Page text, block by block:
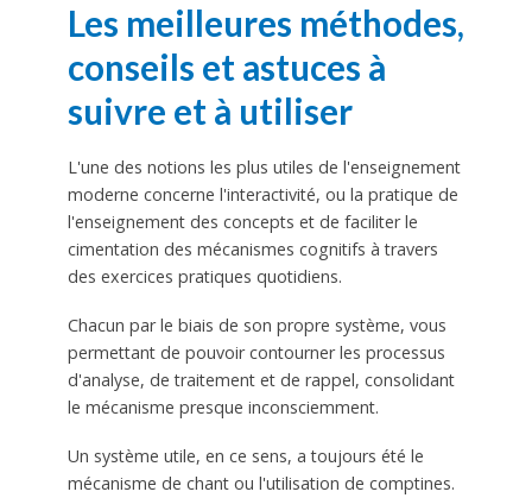
Les meilleures méthodes,
conseils et astuces à
suivre et à utiliser
L'une des notions les plus utiles de l'enseignement
moderne concerne l'interactivité, ou la pratique de
l'enseignement des concepts et de faciliter le
cimentation des mécanismes cognitifs à travers
des exercices pratiques quotidiens.
Chacun par le biais de son propre système, vous
permettant de pouvoir contourner les processus
d'analyse, de traitement et de rappel, consolidant
le mécanisme presque inconsciemment.
Un système utile, en ce sens, a toujours été le
mécanisme de chant ou l'utilisation de comptines.